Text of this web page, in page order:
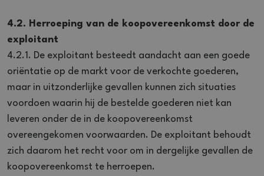
4.2. Herroeping van de koopovereenkomst door de
exploitant
4.2.1. De exploitant besteedt aandacht aan een goede
oriëntatie op de markt voor de verkochte goederen,
maar in uitzonderlijke gevallen kunnen zich situaties
voordoen waarin hij de bestelde goederen niet kan
leveren onder de in de koopovereenkomst
overeengekomen voorwaarden. De exploitant behoudt
zich daarom het recht voor om in dergelijke gevallen de
koopovereenkomst te herroepen.